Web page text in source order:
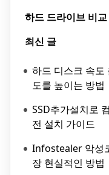
하드 드라이브 비교
최신 글
하드 디스크 속도
도를 높이는 방법
SSD추가설치로
전 설치 가이드
Infostealer 악성
장 현실적인 방법